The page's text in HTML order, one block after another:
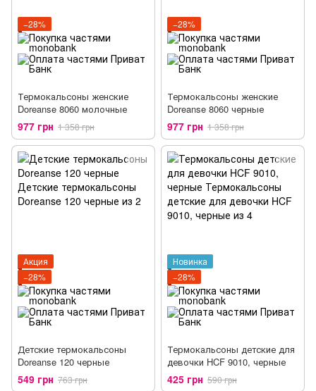
−28%
Термокальсоны женские
Doreanse 8060 молочные
977 грн 1 358 грн
−28%
Термокальсоны женские
Doreanse 8060 черные
977 грн 1 358 грн
Акция
−28%
Детские термокальсоны
Doreanse 120 черные
549 грн 763 грн
Новинка
−28%
Термокальсоны детские для
девочки HCF 9010, черные
425 грн 590 грн